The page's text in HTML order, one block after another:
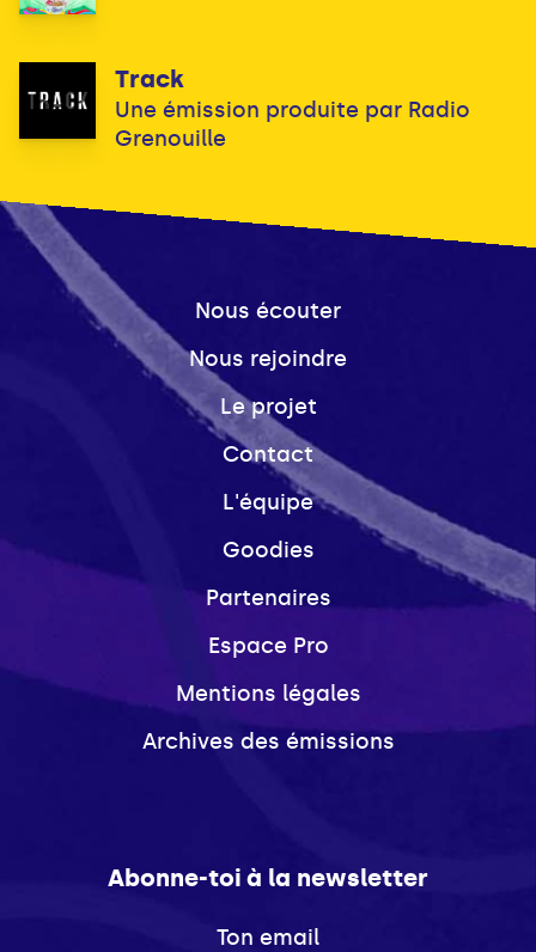
Track
Une émission produite par Radio
Grenouille
Nous écouter
Nous rejoindre
Le projet
Contact
L'équipe
Goodies
Partenaires
Espace Pro
Mentions légales
Archives des émissions
Abonne-toi à la newsletter
Ton email